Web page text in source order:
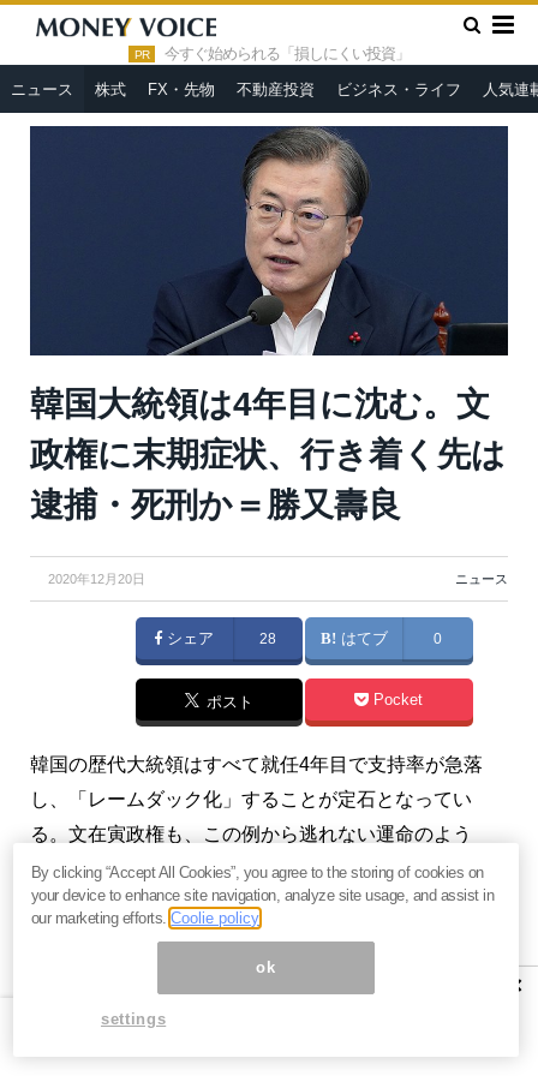
PR 今すぐ始められる「損しにくい投資」
ニュース 株式 FX・先物 不動産投資 ビジネス・ライフ 人気連
HOME » ニュース »
韓国大統領は4年目に沈む。文政権に末期
症状、行き着く先は逮捕・死刑か＝勝又壽良
韓国大統領は4年目に沈む。文
政権に末期症状、行き着く先は
逮捕・死刑か＝勝又壽良
2020年12月20日 ニュース
シェア 28 はてブ 0
ポスト Pocket
韓国の歴代大統領はすべて就任4年目で支持率が急落
し、「レームダック化」することが定石となってい
る。文在寅政権も、この例から逃れない運命のよう
だ。（『勝又壽良の経済時評』勝又壽良）
先進国すべてが「中国を嫌悪」。外需消滅で
中国経済は破綻する＝勝又壽良
×
By clicking “Accept All Cookies”, you agree to the storing of cookies on
your device to enhance site navigation, analyze site usage, and assist in
our marketing efforts.Coolie policy
ok
settings